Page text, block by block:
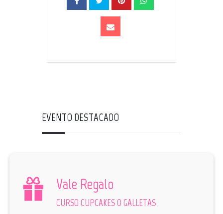
EVENTO DESTACADO
Vale Regalo
CURSO CUPCAKES O GALLETAS